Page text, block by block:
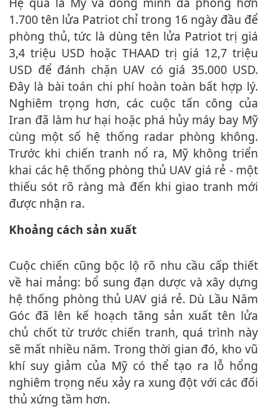
1.700 tên lửa Patriot chỉ trong 16 ngày đầu để
phòng thủ, tức là dùng tên lửa Patriot trị giá
3,4 triệu USD hoặc THAAD trị giá 12,7 triệu
USD để đánh chặn UAV có giá 35.000 USD.
Đây là bài toán chi phí hoàn toàn bất hợp lý.
Nghiêm trọng hơn, các cuộc tấn công của
Iran đã làm hư hại hoặc phá hủy máy bay Mỹ
cùng một số hệ thống radar phòng không.
Trước khi chiến tranh nổ ra, Mỹ không triển
khai các hệ thống phòng thủ UAV giá rẻ - một
thiếu sót rõ ràng mà đến khi giao tranh mới
được nhận ra.
Khoảng cách sản xuất
Cuộc chiến cũng bộc lộ rõ nhu cầu cấp thiết
về hai mảng: bổ sung đạn dược và xây dựng
hệ thống phòng thủ UAV giá rẻ. Dù Lầu Năm
Góc đã lên kế hoạch tăng sản xuất tên lửa
chủ chốt từ trước chiến tranh, quá trình này
sẽ mất nhiều năm. Trong thời gian đó, kho vũ
khí suy giảm của Mỹ có thể tạo ra lỗ hổng
nghiêm trọng nếu xảy ra xung đột với các đối
thủ xứng tầm hơn.